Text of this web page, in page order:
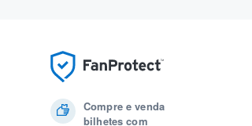
Compre e venda
bilhetes com